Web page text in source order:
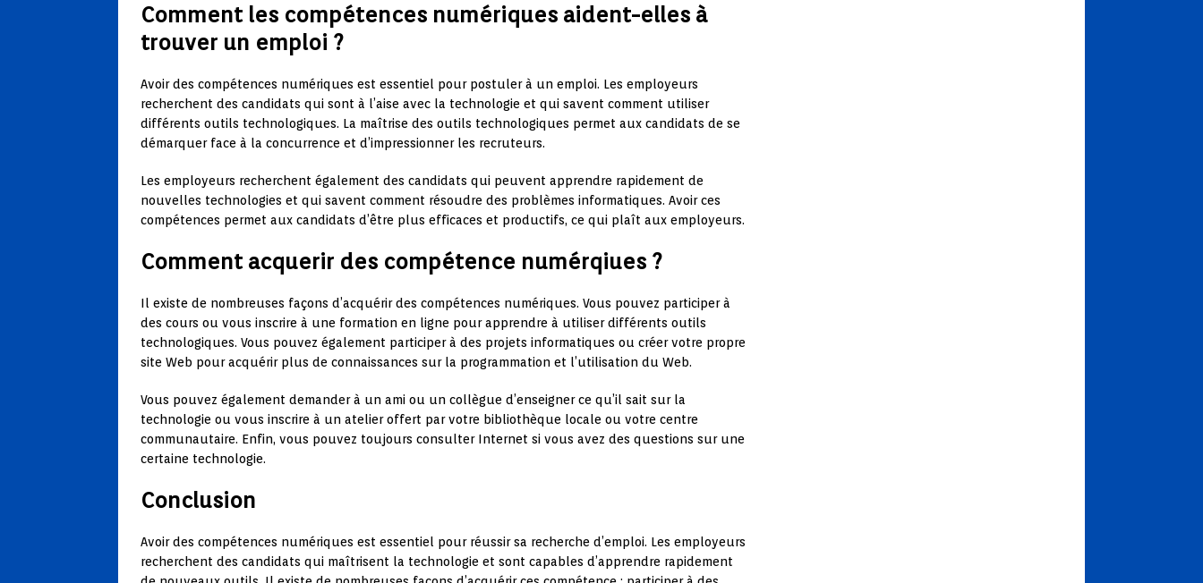
Comment les compétences numériques aident-elles à
trouver un emploi ?
Avoir des compétences numériques est essentiel pour postuler à un emploi. Les employeurs
recherchent des candidats qui sont à l’aise avec la technologie et qui savent comment utiliser
différents outils technologiques. La maîtrise des outils technologiques permet aux candidats de se
démarquer face à la concurrence et d’impressionner les recruteurs.
Les employeurs recherchent également des candidats qui peuvent apprendre rapidement de
nouvelles technologies et qui savent comment résoudre des problèmes informatiques. Avoir ces
compétences permet aux candidats d’être plus efficaces et productifs, ce qui plaît aux employeurs.
Comment acquerir des compétence numérqiues ?
Il existe de nombreuses façons d’acquérir des compétences numériques. Vous pouvez participer à
des cours ou vous inscrire à une formation en ligne pour apprendre à utiliser différents outils
technologiques. Vous pouvez également participer à des projets informatiques ou créer votre propre
site Web pour acquérir plus de connaissances sur la programmation et l’utilisation du Web.
Vous pouvez également demander à un ami ou un collègue d’enseigner ce qu’il sait sur la
technologie ou vous inscrire à un atelier offert par votre bibliothèque locale ou votre centre
communautaire. Enfin, vous pouvez toujours consulter Internet si vous avez des questions sur une
certaine technologie.
Conclusion
Avoir des compétences numériques est essentiel pour réussir sa recherche d’emploi. Les employeurs
recherchent des candidats qui maîtrisent la technologie et sont capables d’apprendre rapidement